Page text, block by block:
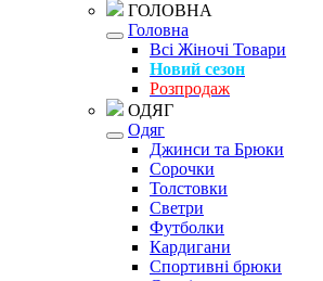
ГОЛОВНА
Головна
Всі Жіночі Товари
Новий сезон
Розпродаж
ОДЯГ
Одяг
Джинси та Брюки
Сорочки
Толстовки
Светри
Футболки
Кардигани
Спортивні брюки